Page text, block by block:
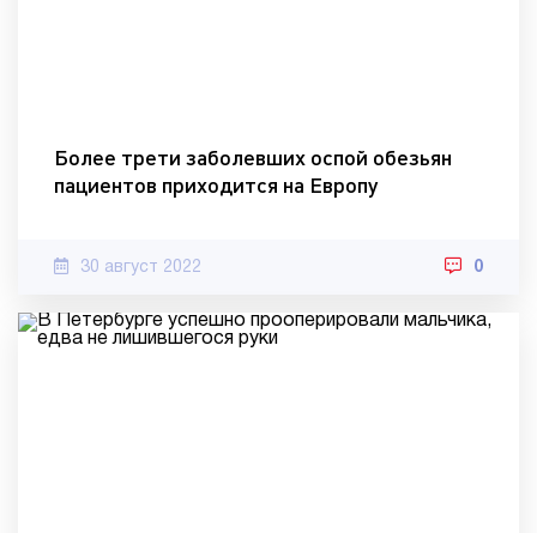
Более трети заболевших оспой обезьян
пациентов приходится на Европу
30 август 2022 0